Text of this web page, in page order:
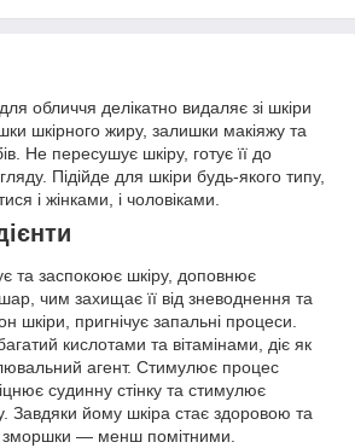
обличчя делікатно видаляє зі шкіри
шкірного жиру, залишки макіяжу та
Не пересушує шкіру, готує її до
Підійде для шкіри будь-якого типу,
і жінками, і чоловіками.
та заспокоює шкіру, доповнює
чим захищає її від зневоднення та
шкіри, пригнічує запальні процеси.
кислотами та вітамінами, діє як
агент. Стимулює процес
судинну стінку та стимулює
Завдяки йому шкіра стає здоровою та
зморшки — менш помітними.